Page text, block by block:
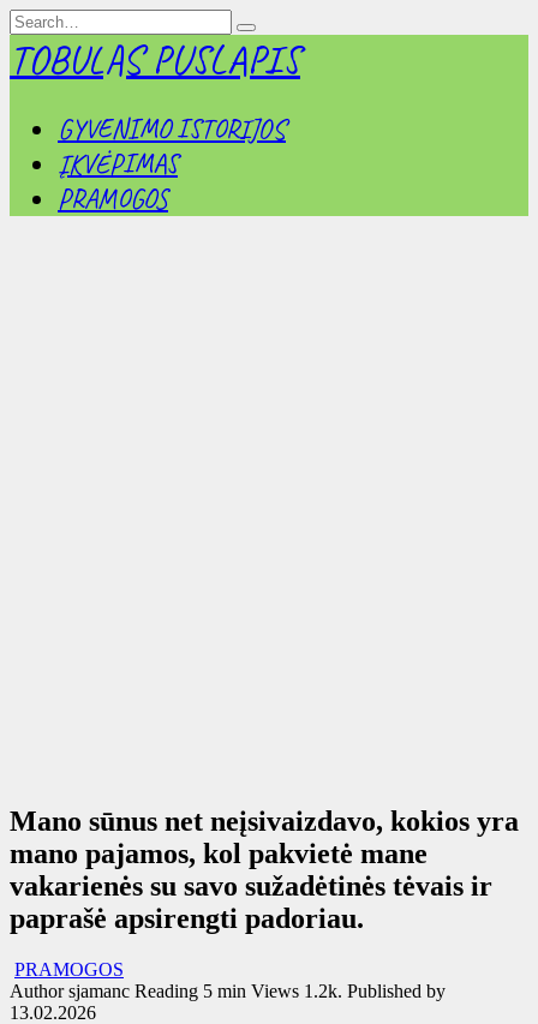
Skip
to
content
Search
for:
TOBULAS PUSLAPIS
GYVENIMO ISTORIJOS
ĮKVĖPIMAS
PRAMOGOS
Mano sūnus net neįsivaizdavo, kokios yra
mano pajamos, kol pakvietė mane
vakarienės su savo sužadėtinės tėvais ir
paprašė apsirengti padoriau.
PRAMOGOS
Author sjamanc Reading 5 min Views 1.2k. Published by
13.02.2026